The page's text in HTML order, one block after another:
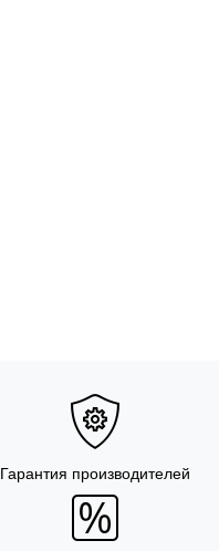
Гарантия производителей